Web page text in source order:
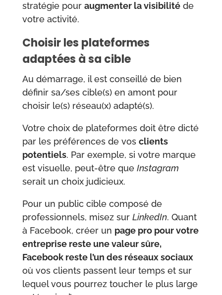
stratégie pour augmenter la visibilitéde
votre activité.
Choisir les plateformes
adaptées à sa cible
Au démarrage, il est conseillé de bien
définir sa/ses cible(s) en amont pour
choisir le(s) réseau(x) adapté(s).
Votre choix de plateformes doit être dicté
par les préférences de vos clients
potentiels. Par exemple, si votre marque
est visuelle, peut-être que Instagram
serait un choix judicieux.
Pour un public cible composé de
professionnels, misez sur LinkedIn. Quant
à Facebook, créer un page pro pour votre
entreprise reste une valeur sûre,
Facebook reste l’un des réseaux sociaux
où vos clients passent leur temps et sur
lequel vous pourrez toucher le plus large